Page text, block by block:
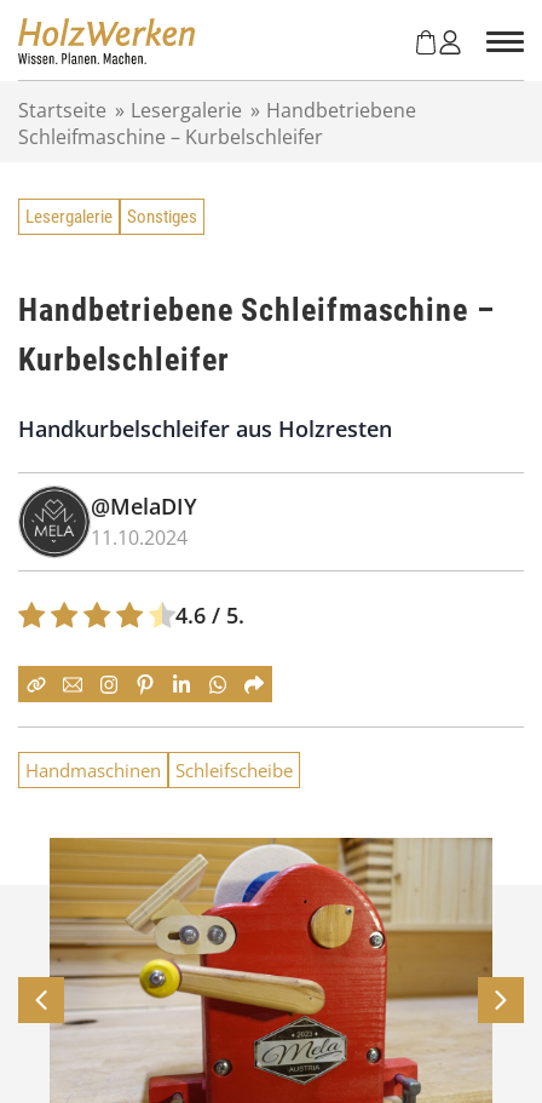
Startseite » Lesergalerie » Handbetriebene
Schleifmaschine – Kurbelschleifer
Lesergalerie Sonstiges
Handbetriebene Schleifmaschine –
Kurbelschleifer
Handkurbelschleifer aus Holzresten
@MelaDIY
11.10.2024
4.6 / 5.
Handmaschinen Schleifscheibe